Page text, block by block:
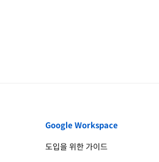
Google Workspace
도입을 위한 가이드